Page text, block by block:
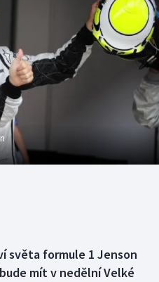
světa formule 1 Jenson
mít v nedělní Velké